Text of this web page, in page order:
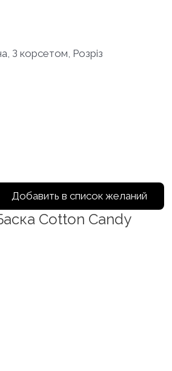
З корсетом, Розріз
Добавить в список желаний
Cotton Candy